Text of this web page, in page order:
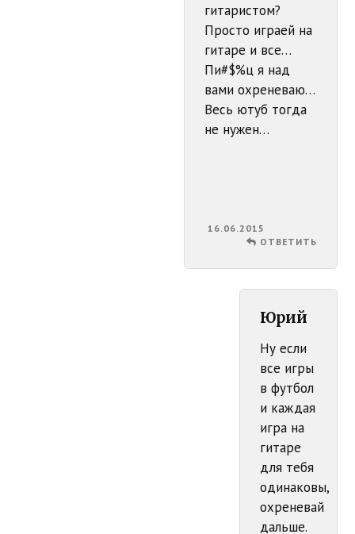
гитаристом?
Просто играей на
гитаре и все…
Пи#$%ц я над
вами охреневаю…
Весь ютуб тогда
не нужен…
16.06.2015
ОТВЕТИТЬ
Юрий
Ну если
все игры
в футбол
и каждая
игра на
гитаре
для тебя
одинаковы,
охреневай
дальше.